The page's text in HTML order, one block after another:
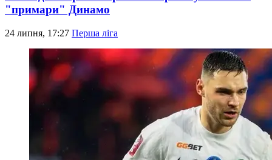
"примари" Динамо
24 липня, 17:27 Перша ліга